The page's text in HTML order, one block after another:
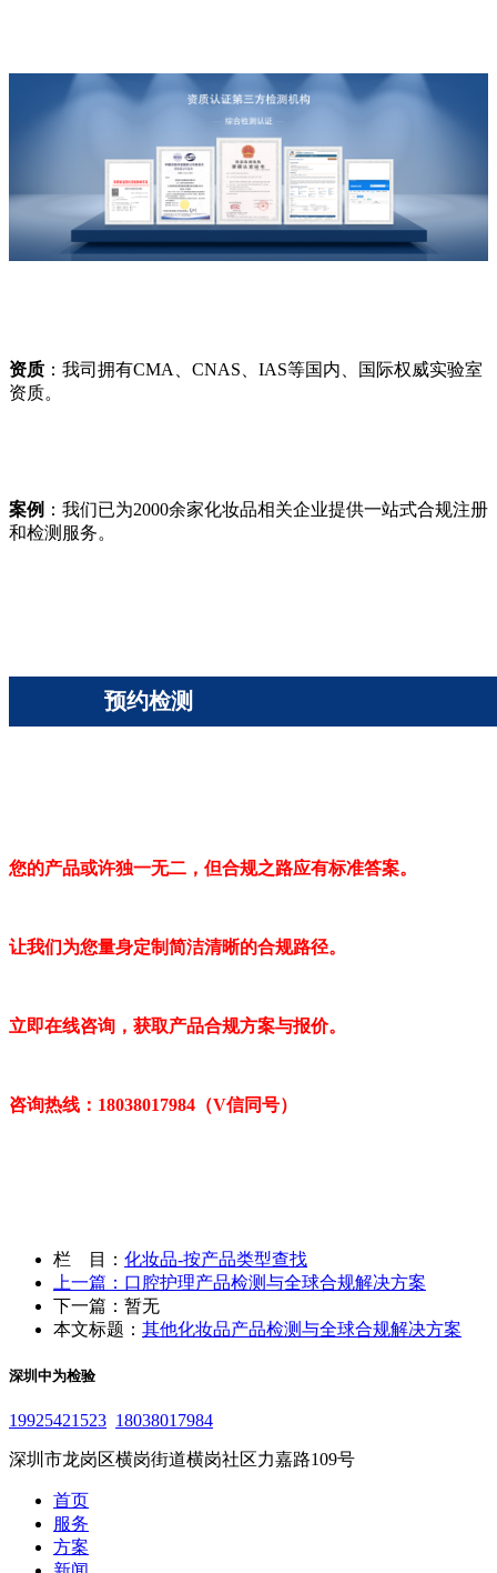
资质 ：我司拥有CMA、CNAS、IAS等国内、国际权威实验室
资质。
案例 ：我们已为2000余家化妆品相关企业提供一站式合规注册
和检测服务。
预约检测
您的产品或许独一无二，但合规之路应有标准答案。
让我们为您量身定制简洁清晰的合规路径。
立即在线咨询，获取产品合规方案与报价。
咨询热线：18038017984（V信同号）
栏 目： 化妆品-按产品类型查找
上一篇：口腔护理产品检测与全球合规解决方案
下一篇：暂无
本文标题： 其他化妆品产品检测与全球合规解决方案
深圳中为检验
19925421523 18038017984
深圳市龙岗区横岗街道横岗社区力嘉路109号
首页
服务
方案